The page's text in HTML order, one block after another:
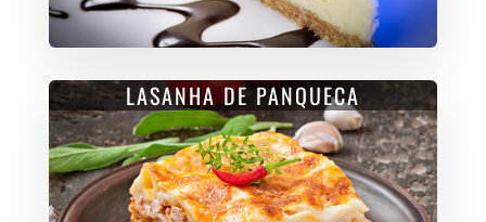
LASANHA DE PANQUECA